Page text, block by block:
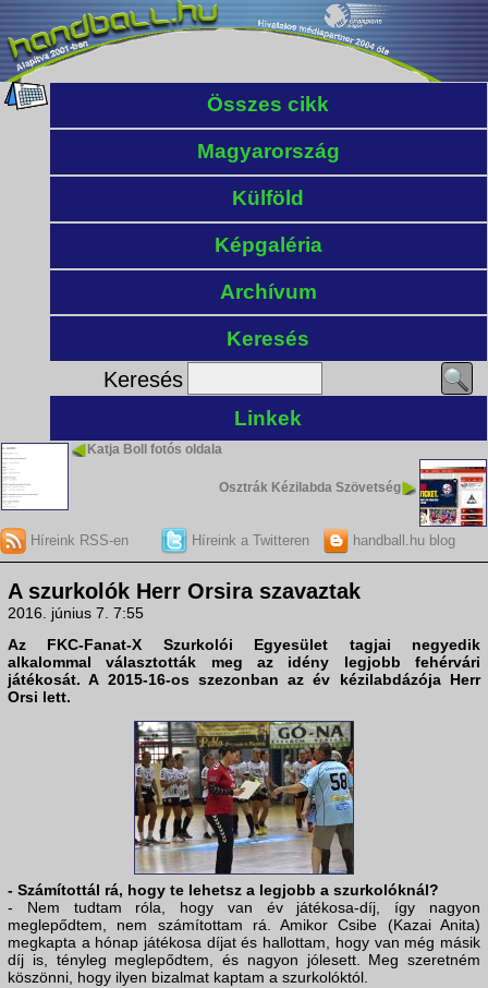
Összes cikk
Magyarország
Külföld
Képgaléria
Archívum
Keresés
Keresés
Linkek
Katja Boll fotós oldala
Osztrák Kézilabda Szövetség
Híreink RSS-en Híreink a Twitteren handball.hu blog
A szurkolók Herr Orsira szavaztak
2016. június 7. 7:55
Az FKC-Fanat-X Szurkolói Egyesület tagjai negyedik
alkalommal választották meg az idény legjobb fehérvári
játékosát. A 2015-16-os szezonban az év kézilabdázója Herr
Orsi lett.
- Számítottál rá, hogy te lehetsz a legjobb a szurkolóknál?
- Nem tudtam róla, hogy van év játékosa-díj, így nagyon
meglepődtem, nem számítottam rá. Amikor Csibe (Kazai Anita)
megkapta a hónap játékosa díjat és hallottam, hogy van még másik
díj is, tényleg meglepődtem, és nagyon jólesett. Meg szeretném
köszönni, hogy ilyen bizalmat kaptam a szurkolóktól.